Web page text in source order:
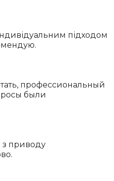
підходом
профессиональный
были
з приводу